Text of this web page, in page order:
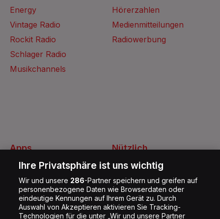
Energy
Vintage Radio
Rockit Radio
Schlager Radio
Musikchannels
Nützlich
Kontakt
Jobs
Shop
Impressum
Apps
Energy Radio App
Hörerzahlen
Medienmitteilungen
Radiowerbung
Ihre Privatsphäre ist uns wichtig
Wir und unsere 286-Partner speichern und greifen auf
personenbezogene Daten wie Browserdaten oder
eindeutige Kennungen auf Ihrem Gerät zu. Durch
Auswahl von Akzeptieren aktivieren Sie Tracking-
Technologien für die unter „Wir und unsere Partner